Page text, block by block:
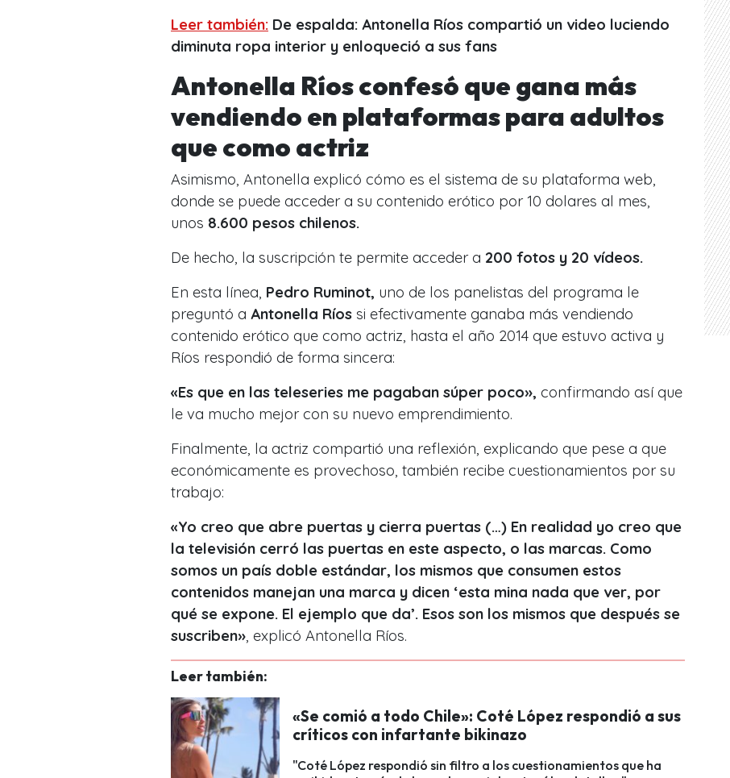
Leer también: De espalda: Antonella Ríos compartió un video luciendo
diminuta ropa interior y enloqueció a sus fans
Antonella Ríos confesó que gana más
vendiendo en plataformas para adultos
que como actriz
Asimismo, Antonella explicó cómo es el sistema de su plataforma web
donde se puede acceder a su contenido erótico por 10 dolares al mes,
unos 8.600 pesos chilenos.
De hecho, la suscripción te permite acceder a 200 fotos y 20 vídeos.
En esta línea, Pedro Ruminot, uno de los panelistas del programa le
preguntó a Antonella Ríos si efectivamente ganaba más vendiendo
contenido erótico que como actriz, hasta el año 2014 que estuvo activa y
Ríos respondió de forma sincera:
«Es que en las teleseries me pagaban súper poco», confirmando así que
le va mucho mejor con su nuevo emprendimiento.
Finalmente, la actriz compartió una reflexión, explicando que pese a que
económicamente es provechoso, también recibe cuestionamientos por su
trabajo:
«Yo creo que abre puertas y cierra puertas (…) En realidad yo creo que
la televisión cerró las puertas en este aspecto, o las marcas. Como
somos un país doble estándar, los mismos que consumen estos
contenidos manejan una marca y dicen ‘esta mina nada que ver, por
qué se expone. El ejemplo que da’. Esos son los mismos que después se
suscriben» , explicó Antonella Ríos.
Leer también:
«Se comió a todo Chile»: Coté López respondió a sus
críticos con infartante bikinazo
"Coté López respondió sin filtro a los cuestionamientos que ha